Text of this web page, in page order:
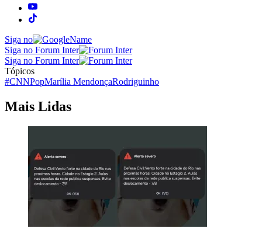
Siga no
Siga no Forum Inter
Siga no Forum Inter
Tópicos
#CNNPopMarília MendonçaRodriguinho
Mais Lidas